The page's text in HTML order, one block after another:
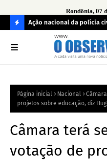
Rondônia, 07
O
R
ao
Ação nacional da polícia
devolução de celulares
Página inicial Nacional
projetos sobre educação, diz
Câmara terá
votação de